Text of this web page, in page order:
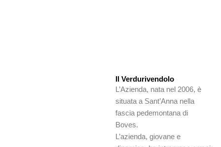
Il Verdurivendolo
L’Azienda, nata nel 2006, è
situata a Sant’Anna nella
fascia pedemontana di
Boves.
L’azienda, giovane e